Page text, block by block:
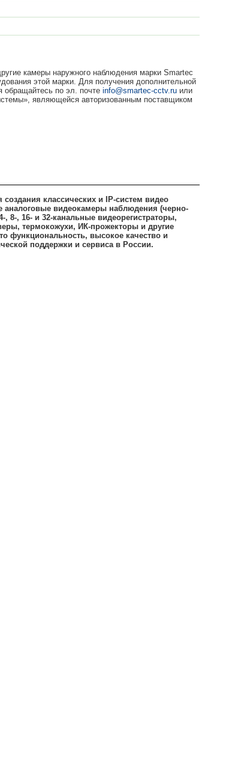
камеры наружного наблюдения марки Smartec
этой марки. Для получения дополнительной
обращайтесь по эл. почте info@smartec-cctv.ru или
являющейся авторизованным поставщиком
классических и IP-систем видео
аналоговые видеокамеры наблюдения (черно-
, 16- и 32-канальные видеорегистраторы,
термокожухи, ИК-прожекторы и другие
функциональность, высокое качество и
поддержки и сервиса в России.